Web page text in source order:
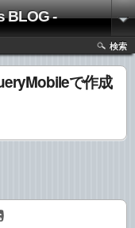
BLOG -
検索
で作成